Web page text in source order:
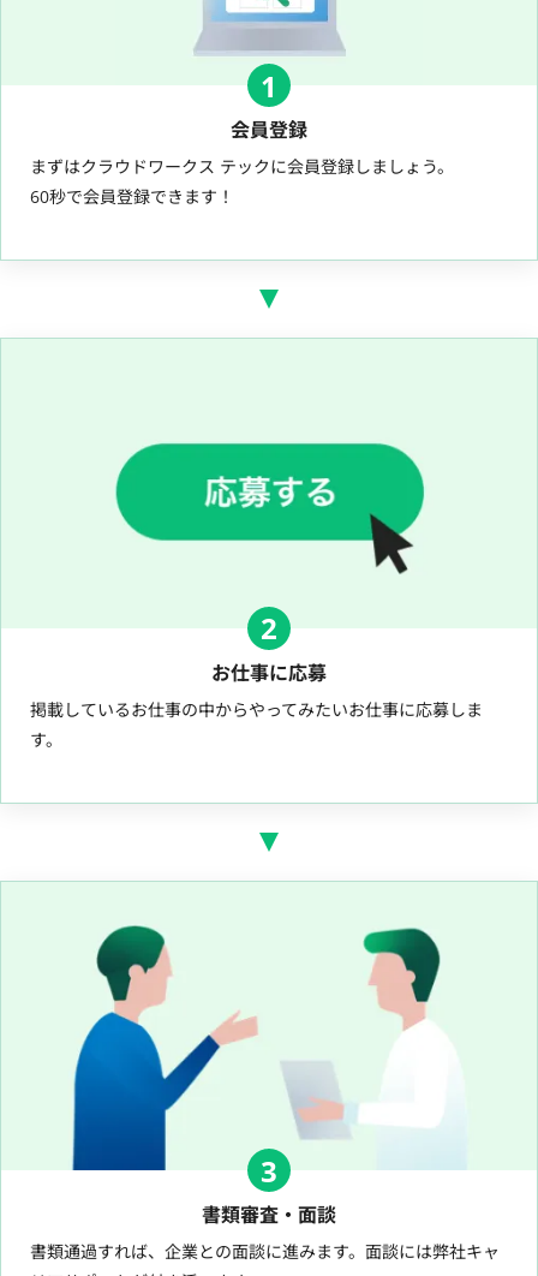
1
会員登録
まずはクラウドワークス テックに会員登録しましょう。
60秒で会員登録できます！
2
お仕事に応募
掲載しているお仕事の中からやってみたいお仕事に応募しま
す。
3
書類審査・面談
書類通過すれば、企業との面談に進みます。面談には弊社キャ